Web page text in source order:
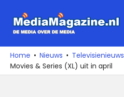
naar
media
over
de
Home Nieuws Televisienieuws
Movies & Series (XL) uit in april